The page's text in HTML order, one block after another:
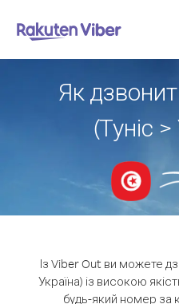
Як
(Туніс
Із Viber Out ви можете
Україна) із високою
будь-який номер за